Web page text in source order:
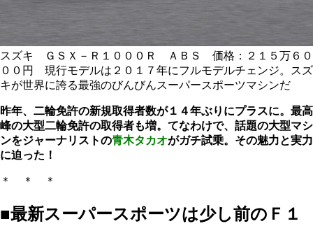
スズキ ＧＳＸ－Ｒ１０００Ｒ ＡＢＳ 価格：２１５万６０
００円 現行モデルは２０１７年にフルモデルチェンジ。スズ
キが世界に誇る最強のびんびんスーパースポーツマシンだ
昨年、二輪免許の新規取得者数が１４年ぶりにプラスに。最高
峰の大型二輪免許の取得者も増。てなわけで、話題の大型マシ
ンをジャーナリストの青木タカオがガチ試乗。その魅力と実力
に迫った！
＊ ＊ ＊
■最新スーパースポーツは少し前のＦ１